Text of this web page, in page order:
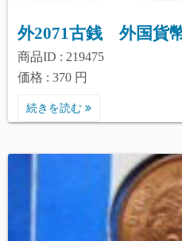
外2071古銭 外国貨
商品ID : 219475
価格 : 370 円
続きを読む